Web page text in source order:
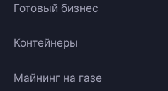
Готовый бизнес
Контейнеры
Майнинг на газе